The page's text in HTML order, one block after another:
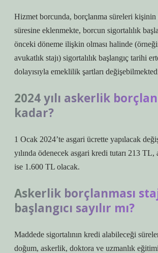
Hizmet borcunda, borçlanma süreleri
süresine eklenmekte, borcun sigortalılık
önceki döneme ilişkin olması halinde
avukatlık stajı) sigortalılık başlangıç ​​tarihi
dolayısıyla emeklilik şartları
2024 yılı askerlik
kadar?
1 Ocak 2024’te asgari ücrette yapılacak
yılında ödenecek asgari kredi tutarı 213 TL,
ise 1.600 TL olacak.
Askerlik borçlanması
başlangıcı sayılır mı?
Maddede sigortalının kredi alabileceği
doğum, askerlik, doktora ve uzmanlık